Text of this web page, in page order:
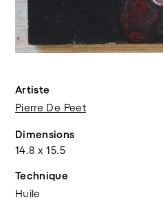
Artiste
Pierre De Peet
Dimensions
14.8 x 15.5
Technique
Huile